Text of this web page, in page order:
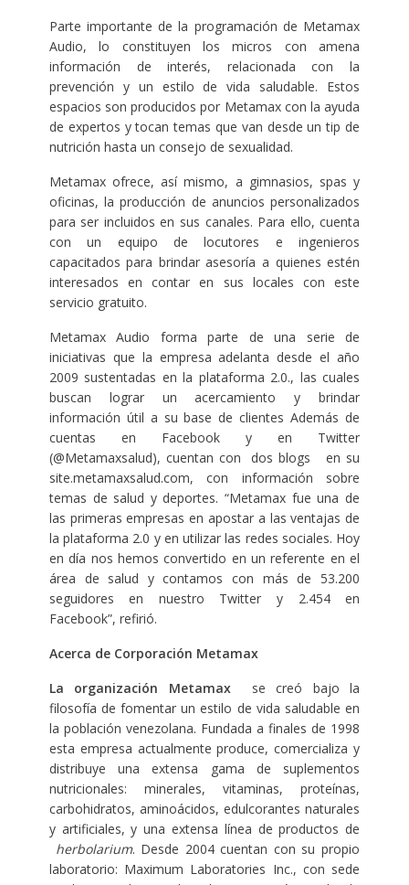
Parte importante de la programación de Metamax
Audio, lo constituyen los micros con amena
información de interés, relacionada con la
prevención y un estilo de vida saludable. Estos
espacios son producidos por Metamax con la ayuda
de expertos y tocan temas que van desde un tip de
nutrición hasta un consejo de sexualidad.
Metamax ofrece, así mismo, a gimnasios, spas y
oficinas, la producción de anuncios personalizados
para ser incluidos en sus canales. Para ello, cuenta
con un equipo de locutores e ingenieros
capacitados para brindar asesoría a quienes estén
interesados en contar en sus locales con este
servicio gratuito.
Metamax Audio forma parte de una serie de
iniciativas que la empresa adelanta desde el año
2009 sustentadas en la plataforma 2.0., las cuales
buscan lograr un acercamiento y brindar
información útil a su base de clientes Además de
cuentas en Facebook y en Twitter
(@Metamaxsalud), cuentan con dos blogs en su
site.metamaxsalud.com, con información sobre
temas de salud y deportes. “Metamax fue una de
las primeras empresas en apostar a las ventajas de
la plataforma 2.0 y en utilizar las redes sociales. Hoy
en día nos hemos convertido en un referente en el
área de salud y contamos con más de 53.200
seguidores en nuestro Twitter y 2.454 en
Facebook”, refirió.
Acerca de Corporación Metamax
La organización Metamaxse creó bajo la
filosofía de fomentar un estilo de vida saludable en
la población venezolana. Fundada a finales de 1998
esta empresa actualmente produce, comercializa y
distribuye una extensa gama de suplementos
nutricionales: minerales, vitaminas, proteínas,
carbohidratos, aminoácidos, edulcorantes naturales
y artificiales, y una extensa línea de productos de
herbolarium. Desde 2004 cuentan con su propio
laboratorio: Maximum Laboratories Inc., con sede